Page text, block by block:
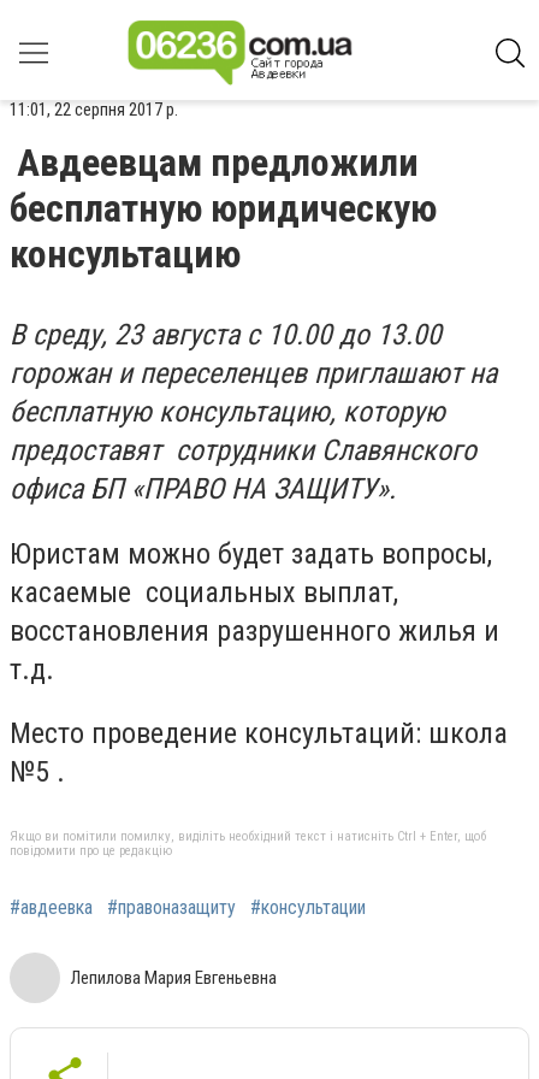
11:01, 22 серпня 2017 р.
Авдеевцам предложили
бесплатную юридическую
консультацию
В среду, 23 августа с 10.00 до 13.00
горожан и переселенцев приглашают на
бесплатную консультацию, которую
предоставят сотрудники Славянского
офиса БП «ПРАВО НА ЗАЩИТУ».
Юристам можно будет задать вопросы,
касаемые социальных выплат,
восстановления разрушенного жилья и
т.д.
Место проведение консультаций: школа
№5 .
Якщо ви помітили помилку, виділіть необхідний текст і натисніть Ctrl + Enter, щоб
повідомити про це редакцію
#авдеевка #правоназащиту #консультации
Лепилова Мария Евгеньевна